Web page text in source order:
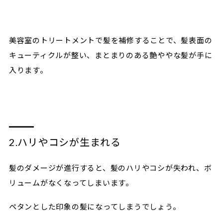
美容室のトリートメントで髪を補修することで、髪表面の
キューティクルが整い、まとまりのある艶ややな髪が手に
入ります。
2.ハリやコシが生まれる
髪のダメージが進行すると、髪のハリやコシが失われ、ボ
リュームがなくなってしまいます。
ペタンとした印象の髪になってしまうでしょう。